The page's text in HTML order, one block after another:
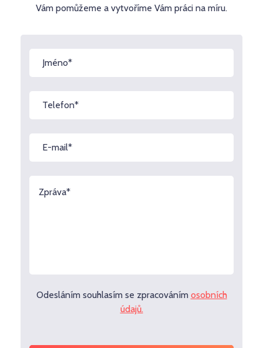
Vám pomůžeme a vytvoříme Vám práci na míru.
Odesláním souhlasím se zpracováním osobních
údajů.